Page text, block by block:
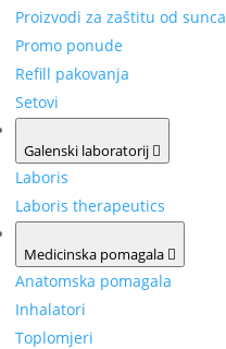
Proizvodi za zaštitu od sunca
Promo ponude
Refill pakovanja
Setovi
Galenski laboratorij
Laboris
Laboris therapeutics
Medicinska pomagala
Anatomska pomagala
Inhalatori
Toplomjeri